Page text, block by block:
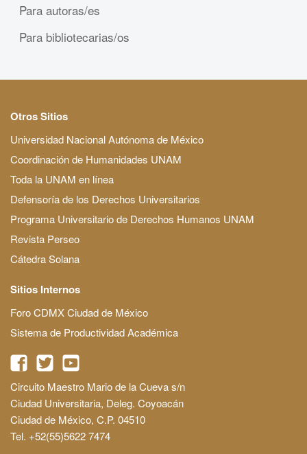
Para autoras/es
Para bibliotecarias/os
Otros Sitios
Universidad Nacional Autónoma de México
Coordinación de Humanidades UNAM
Toda la UNAM en línea
Defensoría de los Derechos Universitarios
Programa Universitario de Derechos Humanos UNAM
Revista Perseo
Cátedra Solana
Sitios Internos
Foro CDMX Ciudad de México
Sistema de Productividad Académica
Circuito Maestro Mario de la Cueva s/n
Ciudad Universitaria, Deleg. Coyoacán
Ciudad de México, C.P. 04510
Tel. +52(55)5622 7474